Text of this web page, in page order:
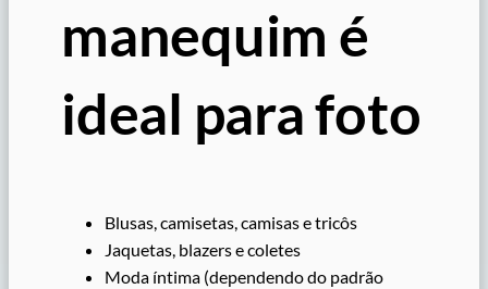
manequim é
ideal para foto
Blusas, camisetas, camisas e tricôs
Jaquetas, blazers e coletes
Moda íntima (dependendo do padrão